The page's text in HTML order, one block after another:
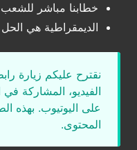
خطابنا مباشر للشعب
الديمقراطية هي الحل
نقترح عليكم زيارة
الفيديو، المشاركة
على اليوتيوب. بهذه
المحتوى.